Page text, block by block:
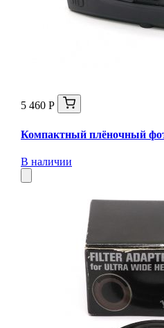
5 460 Р
Компактный плёночный
В наличии